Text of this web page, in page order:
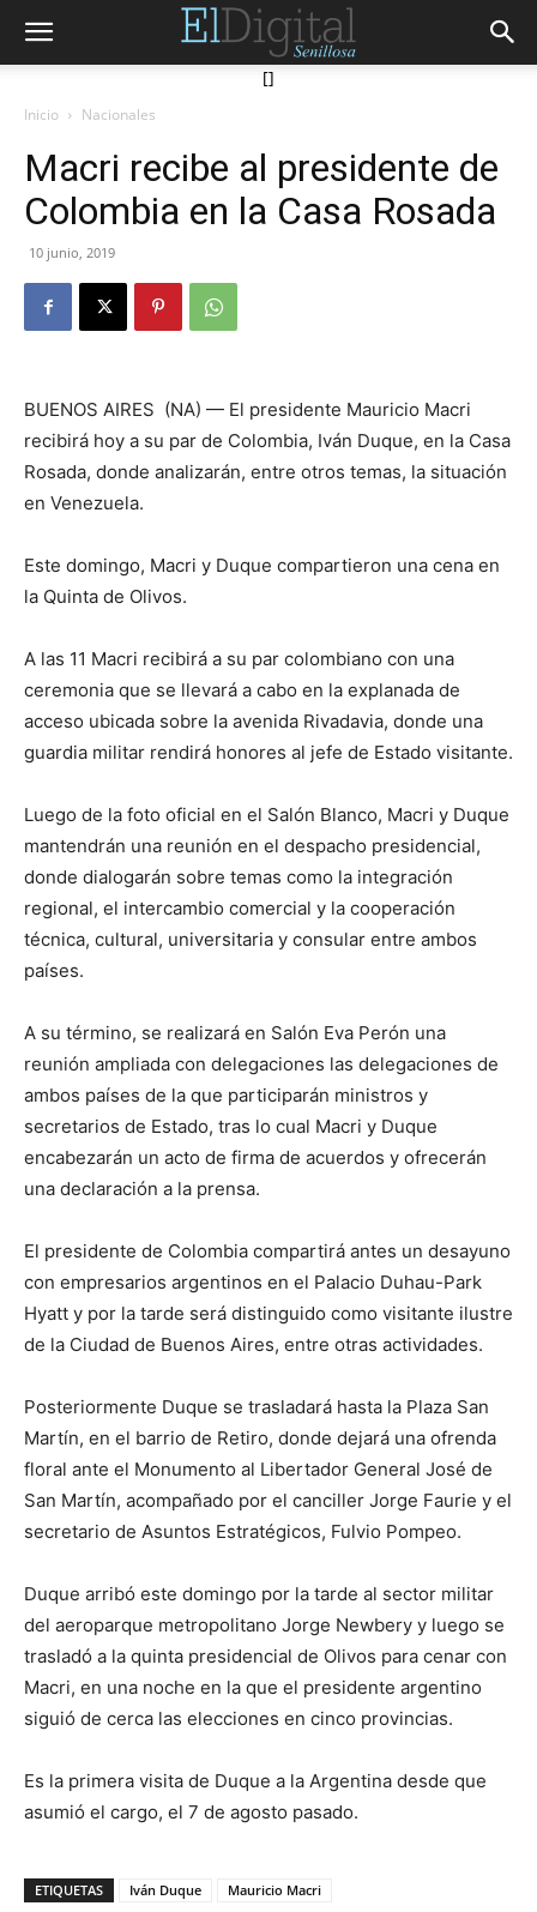
[]
Inicio Nacionales
Macri recibe al presidente de
Colombia en la Casa Rosada
10 junio, 2019
BUENOS AIRES (NA) — El presidente Mauricio Macri
recibirá hoy a su par de Colombia, Iván Duque, en la Casa
Rosada, donde analizarán, entre otros temas, la situación
en Venezuela.
Este domingo, Macri y Duque compartieron una cena en
la Quinta de Olivos.
A las 11 Macri recibirá a su par colombiano con una
ceremonia que se llevará a cabo en la explanada de
acceso ubicada sobre la avenida Rivadavia, donde una
guardia militar rendirá honores al jefe de Estado visitante.
Luego de la foto oficial en el Salón Blanco, Macri y Duque
mantendrán una reunión en el despacho presidencial,
donde dialogarán sobre temas como la integración
regional, el intercambio comercial y la cooperación
técnica, cultural, universitaria y consular entre ambos
países.
A su término, se realizará en Salón Eva Perón una
reunión ampliada con delegaciones las delegaciones de
ambos países de la que participarán ministros y
secretarios de Estado, tras lo cual Macri y Duque
encabezarán un acto de firma de acuerdos y ofrecerán
una declaración a la prensa.
El presidente de Colombia compartirá antes un desayuno
con empresarios argentinos en el Palacio Duhau-Park
Hyatt y por la tarde será distinguido como visitante ilustre
de la Ciudad de Buenos Aires, entre otras actividades.
Posteriormente Duque se trasladará hasta la Plaza San
Martín, en el barrio de Retiro, donde dejará una ofrenda
floral ante el Monumento al Libertador General José de
San Martín, acompañado por el canciller Jorge Faurie y el
secretario de Asuntos Estratégicos, Fulvio Pompeo.
Duque arribó este domingo por la tarde al sector militar
del aeroparque metropolitano Jorge Newbery y luego se
trasladó a la quinta presidencial de Olivos para cenar con
Macri, en una noche en la que el presidente argentino
siguió de cerca las elecciones en cinco provincias.
Es la primera visita de Duque a la Argentina desde que
asumió el cargo, el 7 de agosto pasado.
ETIQUETAS Iván Duque Mauricio Macri